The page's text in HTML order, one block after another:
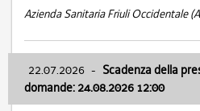
Azienda Sanitaria Friuli Occidentale
22.07.2026 - Scadenza della
domande: 24.08.2026 12:00